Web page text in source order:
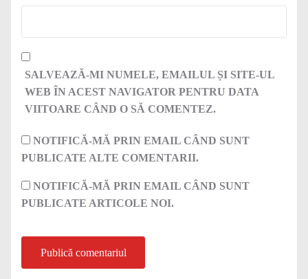
SALVEAZĂ-MI NUMELE, EMAILUL ȘI SITE-UL
WEB ÎN ACEST NAVIGATOR PENTRU DATA
VIITOARE CÂND O SĂ COMENTEZ.
NOTIFICĂ-MĂ PRIN EMAIL CÂND SUNT
PUBLICATE ALTE COMENTARII.
NOTIFICĂ-MĂ PRIN EMAIL CÂND SUNT
PUBLICATE ARTICOLE NOI.